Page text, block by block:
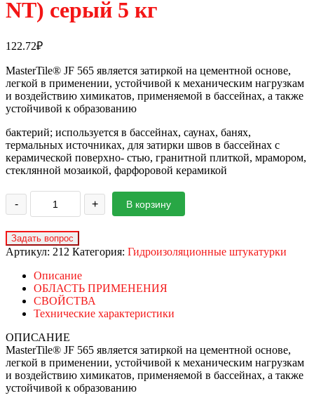
NT) серый 5 кг
122.72₽
MasterTile® JF 565 является затиркой на цементной основе,
легкой в применении, устойчивой к механическим нагрузкам
и воздействию химикатов, применяемой в бассейнах, а также
устойчивой к образованию
бактерий; используется в бассейнах, саунах, банях,
термальных источниках, для затирки швов в бассейнах с
керамической поверхно- стью, гранитной плиткой, мрамором,
стеклянной мозаикой, фарфоровой керамикой
- + В корзину
Артикул: 212 Категория: Гидроизоляционные штукатурки
Описание
ОБЛАСТЬ ПРИМЕНЕНИЯ
СВОЙСТВА
Технические характеристики
ОПИСАНИЕ
MasterTile® JF 565 является затиркой на цементной основе,
легкой в применении, устойчивой к механическим нагрузкам
и воздействию химикатов, применяемой в бассейнах, а также
устойчивой к образованию